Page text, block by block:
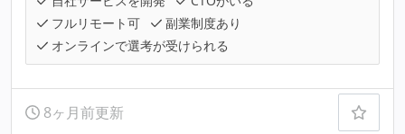
フルリモート可
副業制度あり
オンラインで選考が受けられる
8ヶ月前更新